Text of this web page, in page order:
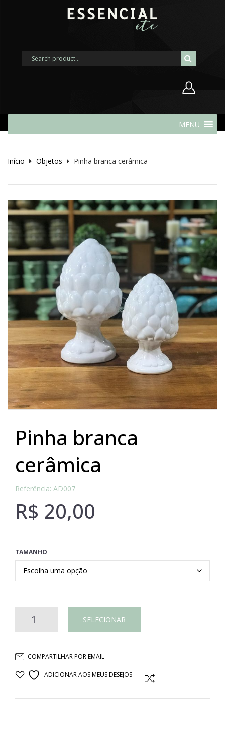
Lembrar-me
Lost Password
Cadastrar Conta
MENU
Início Objetos Pinha branca cerâmica
pinha branca
cerâmica
Referência: AD007
R$ 20,00
TAMANHO
Pinha
cerâmica
SELECIONAR
COMPARTILHAR POR EMAIL
ADICIONAR AOS MEUS DESEJOS